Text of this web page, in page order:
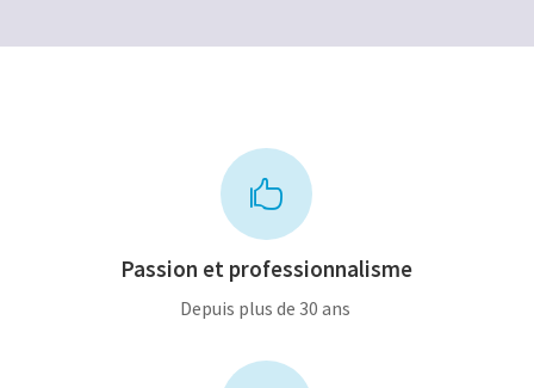

Passion et professionnalisme
Depuis plus de 30 ans